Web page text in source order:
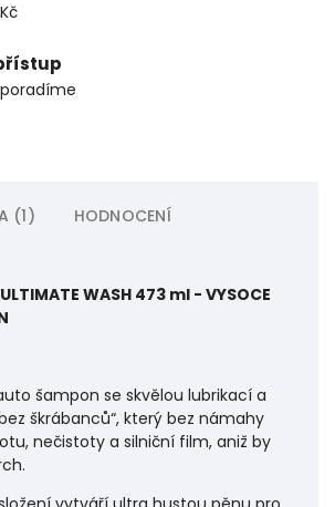
(1)
HODNOCENÍ
ULTIMATE WASH 473 ml - VYSOCE
šampon se skvělou lubrikací a
škrábanců“, který bez námahy
nečistoty a silniční film, aniž by